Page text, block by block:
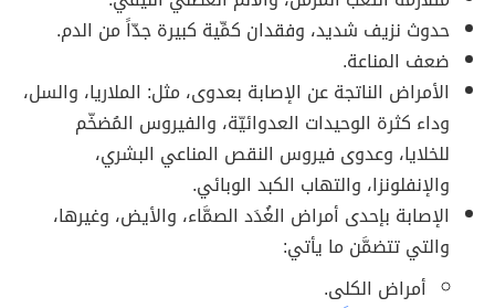
حدوث نزيف شديد، وفقدان كمِّية كبيرة جدّاً من الدم.
ضعف المناعة.
الأمراض الناتجة عن الإصابة بعدوى، مثل: الملاريا، والسل،
وداء كثرة الوحيدات العدوائيّة، والفيروس المُضخّم
للخلايا، وعدوى فيروس النقص المناعي البشري،
والإنفلونزا، والتهاب الكبد الوبائي.
الإصابة بإحدى أمراض الغُدَد الصمَّاء، والأيض، وغيرها،
والتي تتضمَّن ما يأتي:
أمراض الكلى.